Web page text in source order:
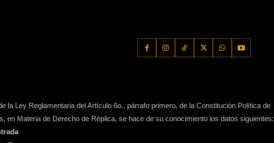
la Ley Reglamentaria del Artículo 6o., párrafo primero, de la Constitución Política de
en Materia de Derecho de Réplica, se hace de su conocimiento los datos siguientes: